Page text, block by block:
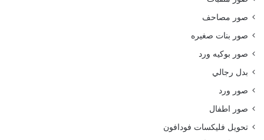
صور مصاحف
صور بنات صغيره
صور بوكيه ورد
بدل رجالي
صور ورد
صور اطفال
تحويل فليكسات فودافون